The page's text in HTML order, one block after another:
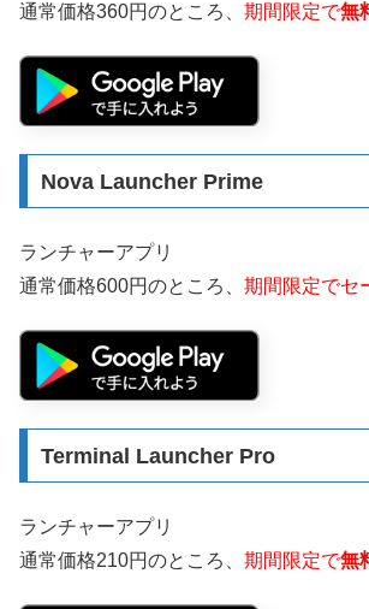
通常価格360円のところ、 期間限定で無
Nova Launcher Prime
ランチャーアプリ
通常価格600円のところ、 期間限定でセ
Terminal Launcher Pro
ランチャーアプリ
通常価格210円のところ、 期間限定で無